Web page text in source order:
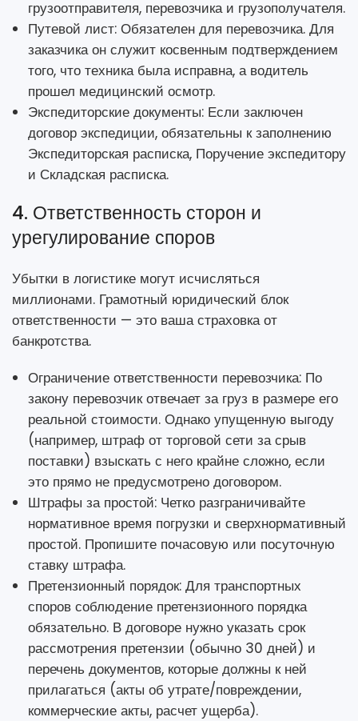
грузоотправителя, перевозчика и грузополучателя.
Путевой лист: Обязателен для перевозчика. Для
заказчика он служит косвенным подтверждением
того, что техника была исправна, а водитель
прошел медицинский осмотр.
Экспедиторские документы: Если заключен
договор экспедиции, обязательны к заполнению
Экспедиторская расписка, Поручение экспедитору
и Складская расписка.
4. Ответственность сторон и
урегулирование споров
Убытки в логистике могут исчисляться
миллионами. Грамотный юридический блок
ответственности — это ваша страховка от
банкротства.
Ограничение ответственности перевозчика: По
закону перевозчик отвечает за груз в размере его
реальной стоимости. Однако упущенную выгоду
(например, штраф от торговой сети за срыв
поставки) взыскать с него крайне сложно, если
это прямо не предусмотрено договором.
Штрафы за простой: Четко разграничивайте
нормативное время погрузки и сверхнормативный
простой. Пропишите почасовую или посуточную
ставку штрафа.
Претензионный порядок: Для транспортных
споров соблюдение претензионного порядка
обязательно. В договоре нужно указать срок
рассмотрения претензии (обычно 30 дней) и
перечень документов, которые должны к ней
прилагаться (акты об утрате/повреждении,
коммерческие акты, расчет ущерба).